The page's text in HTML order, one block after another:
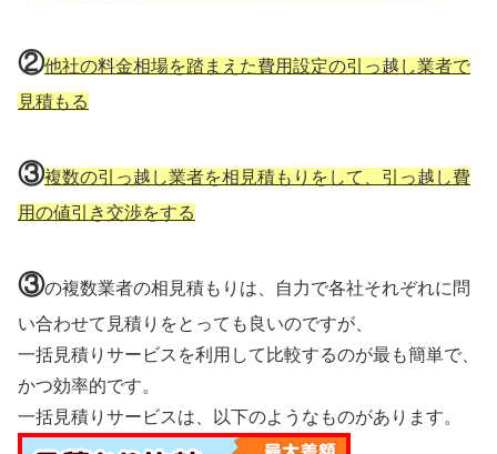
②他社の料金相場を踏まえた費用設定の引っ越し業者で
見積もる
③複数の引っ越し業者を相見積もりをして、引っ越し費
用の値引き交渉をする
③の複数業者の相見積もりは、自力で各社それぞれに問
い合わせて見積りをとっても良いのですが、
一括見積りサービスを利用して比較するのが最も簡単で、
かつ効率的です。
一括見積りサービスは、以下のようなものがあります。